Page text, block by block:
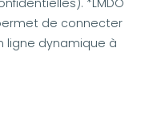
*LMDO
permet de connecter
ligne dynamique à